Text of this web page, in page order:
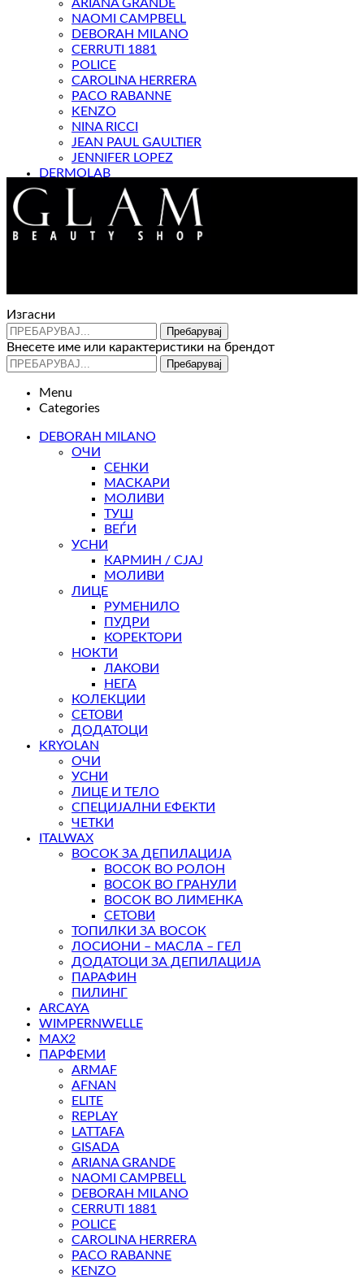
ARIANA GRANDE
NAOMI CAMPBELL
DEBORAH MILANO
CERRUTI 1881
POLICE
CAROLINA HERRERA
PACO RABANNE
KENZO
NINA RICCI
JEAN PAUL GAULTIER
JENNIFER LOPEZ
DERMOLAB
МАГАЗИН
Изгасни
Пребарувај
Внесете име или карактеристики на брендот
Пребарувај
Menu
Categories
DEBORAH MILANO
ОЧИ
СЕНКИ
МАСКАРИ
МОЛИВИ
ТУШ
ВЕЃИ
УСНИ
КАРМИН / СЈАЈ
МОЛИВИ
ЛИЦЕ
РУМЕНИЛО
ПУДРИ
КОРЕКТОРИ
НОКТИ
ЛАКОВИ
НЕГА
КОЛЕКЦИИ
СЕТОВИ
ДОДАТОЦИ
KRYOLAN
ОЧИ
УСНИ
ЛИЦЕ И ТЕЛО
СПЕЦИЈАЛНИ ЕФЕКТИ
ЧЕТКИ
ITALWAX
ВОСОК ЗА ДЕПИЛАЦИЈА
ВОСОК ВО РОЛОН
ВОСОК ВО ГРАНУЛИ
ВОСОК ВО ЛИМЕНКА
СЕТОВИ
ТОПИЛКИ ЗА ВОСОК
ЛОСИОНИ – МАСЛА – ГЕЛ
ДОДАТОЦИ ЗА ДЕПИЛАЦИЈА
ПАРАФИН
ПИЛИНГ
ARCAYA
WIMPERNWELLE
MAX2
ПАРФЕМИ
ARMAF
AFNAN
ELITE
REPLAY
LATTAFA
GISADA
ARIANA GRANDE
NAOMI CAMPBELL
DEBORAH MILANO
CERRUTI 1881
POLICE
CAROLINA HERRERA
PACO RABANNE
KENZO